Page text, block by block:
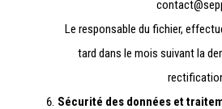
Le responsable du fichier,
tard dans le mois suivant la
Sécurité des données et